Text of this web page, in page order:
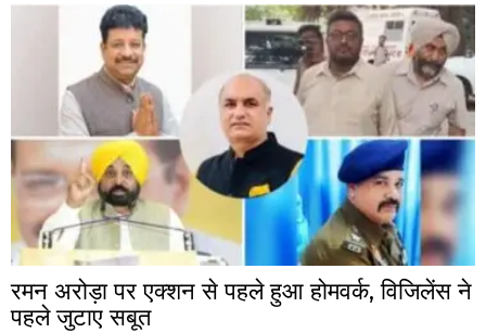
रमन अरोड़ा पर एक्शन से पहले हुआ होमवर्क, विजिलेंस ने
पहले जुटाए सबूत